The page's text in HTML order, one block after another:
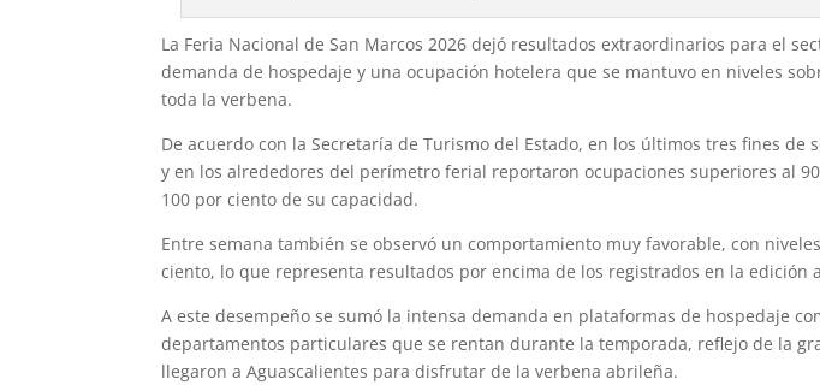
La Feria Nacional de San Marcos 2026 dejó resultados extraordinarios para el
demanda de hospedaje y una ocupación hotelera que se mantuvo en niveles
toda la verbena.
De acuerdo con la Secretaría de Turismo del Estado, en los últimos tres fines de
y en los alrededores del perímetro ferial reportaron ocupaciones superiores al
100 por ciento de su capacidad.
Entre semana también se observó un comportamiento muy favorable, con
ciento, lo que representa resultados por encima de los registrados en la edición
A este desempeño se sumó la intensa demanda en plataformas de hospedaje
departamentos particulares que se rentan durante la temporada, reflejo de la
llegaron a Aguascalientes para disfrutar de la verbena abrileña.